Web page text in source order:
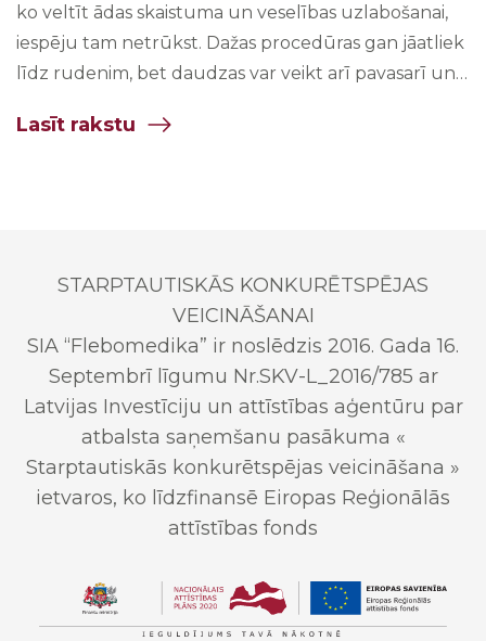
ko veltīt ādas skaistuma un veselības uzlabošanai,
iespēju tam netrūkst. Dažas procedūras gan jāatliek
līdz rudenim, bet daudzas var veikt arī pavasarī un
stāsta Lāzermedicīnas klīnikas dermatoloģe Ineta
Lasīt rakstu
STARPTAUTISKĀS KONKURĒTSPĒJAS
VEICINĀŠANAI
SIA “Flebomedika” ir noslēdzis 2016. Gada 16.
Septembrī līgumu Nr.SKV-L_2016/785 ar
Latvijas Investīciju un attīstības aģentūru par
atbalsta saņemšanu pasākuma «
Starptautiskās konkurētspējas veicināšana »
ietvaros, ko līdzfinansē Eiropas Reģionālās
attīstības fonds